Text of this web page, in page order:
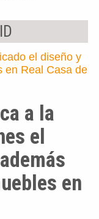
el diseño y
en Real Casa de
a la
el
en